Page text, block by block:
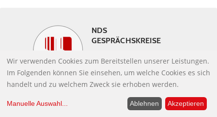
NDS
GESPRÄCHSKREISE
ins Gespräch!
Wir verwenden Cookies zum Bereitstellen unserer Leistungen.
Im Folgenden können Sie einsehen, um welche Cookies es sich
handelt und zu welchem Zweck sie erhoben werden.
Manuelle Auswahl... Ablehnen Akzeptieren